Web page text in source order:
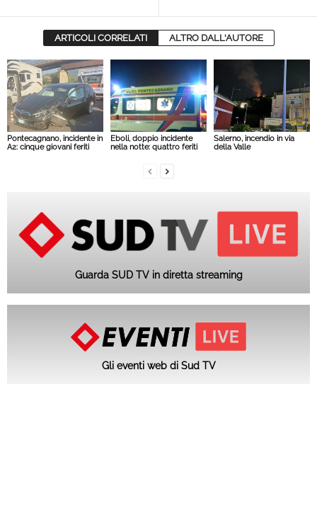
ARTICOLI CORRELATI ALTRO DALL'AUTORE
Pontecagnano, incidente in
A2: cinque giovani feriti
Eboli, doppio incidente
nella notte: quattro feriti
Salerno, incendio in via
della Valle
Guarda SUD TV in diretta streaming
Gli eventi web di Sud TV